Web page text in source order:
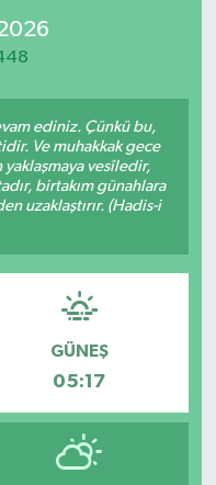
ediniz. Çünkü bu,
Ve muhakkak gece
yaklaşmaya vesîledir,
birtakım günahlara
uzaklaştırır. (Hadis-i
GÜNEŞ
05:17